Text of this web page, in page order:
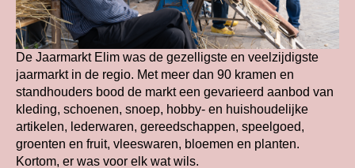
De Jaarmarkt Elim was de gezelligste en veelzijdigste
jaarmarkt in de regio. Met meer dan 90 kramen en
standhouders bood de markt een gevarieerd aanbod van
kleding, schoenen, snoep, hobby- en huishoudelijke
artikelen, lederwaren, gereedschappen, speelgoed,
groenten en fruit, vleeswaren, bloemen en planten.
Kortom, er was voor elk wat wils.